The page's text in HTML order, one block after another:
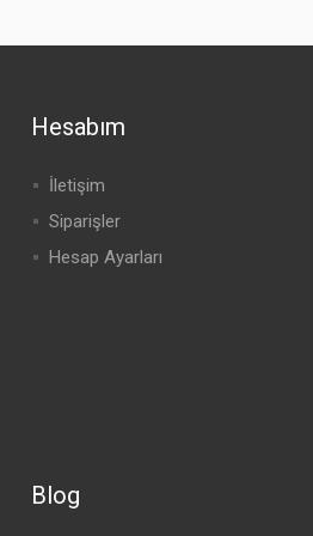
Hesabım
İletişim
Siparişler
Hesap Ayarları
Blog